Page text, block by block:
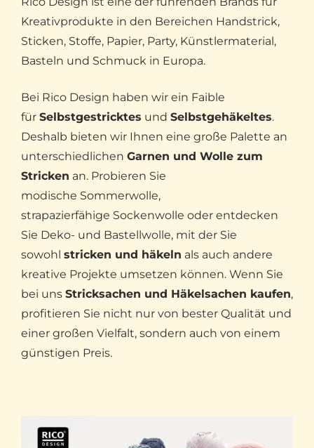
Kreativprodukte in den Bereichen Handstrick,
Sticken, Stoffe, Papier, Party, Künstlermaterial,
Basteln und Schmuck in Europa.
Bei Rico Design haben wir ein Faible
für Selbstgestricktes und Selbstgehäkeltes.
Deshalb bieten wir Ihnen eine große Palette an
unterschiedlichen Garnen und Wolle zum
Stricken an. Probieren Sie
modische Sommerwolle,
strapazierfähige Sockenwolle oder entdecken
Sie Deko- und Bastellwolle, mit der Sie
sowohl stricken und häkeln als auch andere
kreative Projekte umsetzen können. Wenn Sie
bei uns Stricksachen und Häkelsachen kaufen,
profitieren Sie nicht nur von bester Qualität und
einer großen Vielfalt, sondern auch von einem
günstigen Preis.